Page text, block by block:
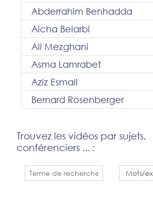
Abderrahim Benhadda
Aicha Belarbi
Ali Mezghani
Asma Lamrabet
Aziz Esmail
Bernard Rosenberger
Trouvez les vidéos par sujets,
conférenciers ... :